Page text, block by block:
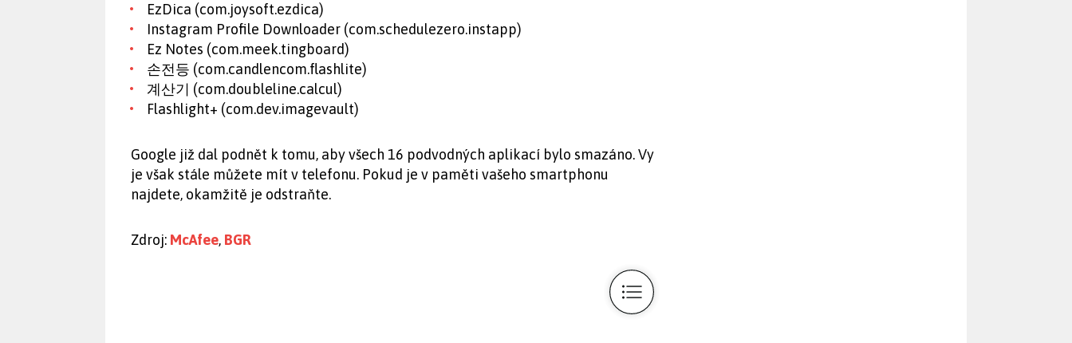
EzDica (com.joysoft.ezdica)
Instagram Profile Downloader (com.schedulezero.instapp)
Ez Notes (com.meek.tingboard)
손전등 (com.candlencom.flashlite)
계산기 (com.doubleline.calcul)
Flashlight+ (com.dev.imagevault)
Google již dal podnět k tomu, aby všech 16 podvodných aplikací bylo smazáno. Vy
je však stále můžete mít v telefonu. Pokud je v paměti vašeho smartphonu
najdete, okamžitě je odstraňte.
Zdroj: McAfee, BGR